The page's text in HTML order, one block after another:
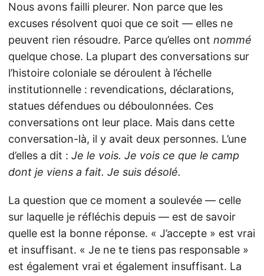
Nous avons failli pleurer. Non parce que les
excuses résolvent quoi que ce soit — elles ne
peuvent rien résoudre. Parce qu’elles ont nommé
quelque chose. La plupart des conversations sur
l’histoire coloniale se déroulent à l’échelle
institutionnelle : revendications, déclarations,
statues défendues ou déboulonnées. Ces
conversations ont leur place. Mais dans cette
conversation-là, il y avait deux personnes. L’une
d’elles a dit : Je le vois. Je vois ce que le camp
dont je viens a fait. Je suis désolé.
La question que ce moment a soulevée — celle
sur laquelle je réfléchis depuis — est de savoir
quelle est la bonne réponse. « J’accepte » est vrai
et insuffisant. « Je ne te tiens pas responsable »
est également vrai et également insuffisant. La